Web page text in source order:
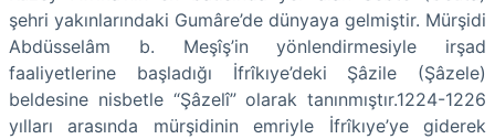
şehri yakınlarındaki Gumâre’de dünyaya gelmiştir. Mürşidi
Abdüsselâm b. Meşîş’in yönlendirmesiyle irşad
faaliyetlerine başladığı İfrîkıye’deki Şâzile (Şâzele)
beldesine nisbetle “Şâzelî” olarak tanınmıştır.1224-1226
yılları arasında mürşidinin emriyle İfrîkıye’ye giderek